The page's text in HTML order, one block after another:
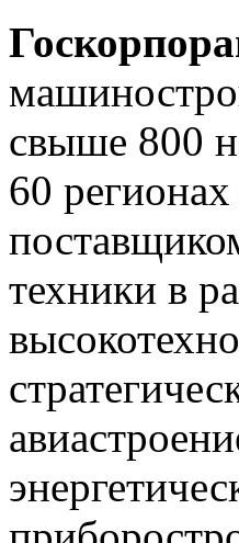
свыше 800
60
техники в